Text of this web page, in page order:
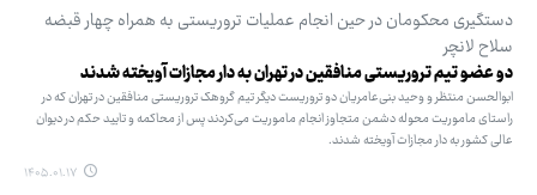
دستگیری محکومان در حین انجام عملیات تروریستی به همراه چهار قبضه
سلاح لانچر
دو عضو تیم تروریستی منافقین در تهران به دار مجازات آویخته شدند
ابوالحسن منتظر و وحید بنی‌عامریان دو تروریست دیگر تیم گروهک تروریستی منافقین در تهران که در
راستای ماموریت محوله دشمن متجاوز انجام ماموریت می‌کردند پس از محاکمه و تایید حکم در دیوان
عالی کشور به دار مجازات آویخته شدند.
۱۴۰۵.۰۱.۱۷